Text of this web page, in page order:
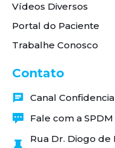
Vídeos Diversos
Portal do Paciente
Trabalhe Conosco
Contato
Canal
Fale com a SPDM
Rua Dr. Diogo de